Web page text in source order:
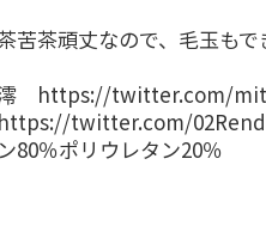
苦茶頑丈なので、毛玉も
https://twitter.com/
https://twitter.com/
80％ポリウレタン20％